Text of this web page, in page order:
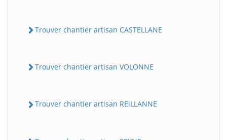
Trouver chantier artisan CASTELLANE
Trouver chantier artisan VOLONNE
Trouver chantier artisan REiLLANNE